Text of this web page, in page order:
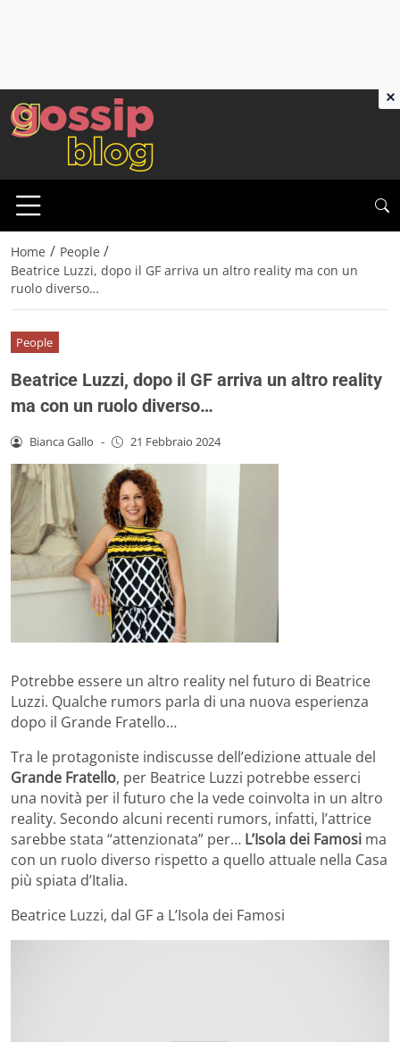
Home / People /
Beatrice Luzzi, dopo il GF arriva un altro reality ma con un
ruolo diverso…
People
Beatrice Luzzi, dopo il GF arriva un altro reality
ma con un ruolo diverso…
Bianca Gallo - 21 Febbraio 2024
Potrebbe essere un altro reality nel futuro di Beatrice
Luzzi. Qualche rumors parla di una nuova esperienza
dopo il Grande Fratello…
Tra le protagoniste indiscusse dell’edizione attuale del
Grande Fratello, per Beatrice Luzzi potrebbe esserci
una novità per il futuro che la vede coinvolta in un altro
reality. Secondo alcuni recenti rumors, infatti, l’attrice
sarebbe stata “attenzionata” per… L’Isola dei Famosi ma
con un ruolo diverso rispetto a quello attuale nella Casa
più spiata d’Italia.
Beatrice Luzzi, dal GF a L’Isola dei Famosi
×